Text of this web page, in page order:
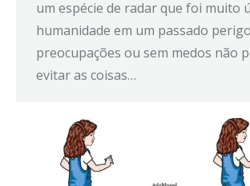
um espécie de radar que foi muito
humanidade em um passado
preocupações ou sem medos não
evitar as coisas…